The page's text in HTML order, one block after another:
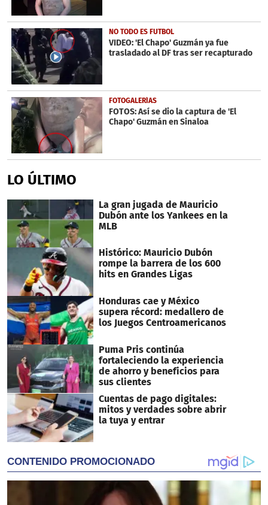
NO TODO ES FUTBOL
VIDEO: 'El Chapo' Guzmán ya fue
trasladado al DF tras ser recapturado
FOTOGALERÍAS
FOTOS: Así se dio la captura de 'El
Chapo' Guzmán en Sinaloa
LO ÚLTIMO
La gran jugada de Mauricio
Dubón ante los Yankees en la
MLB
Histórico: Mauricio Dubón
rompe la barrera de los 600
hits en Grandes Ligas
Honduras cae y México
supera récord: medallero de
los Juegos Centroamericanos
Puma Pris continúa
fortaleciendo la experiencia
de ahorro y beneficios para
sus clientes
Cuentas de pago digitales:
mitos y verdades sobre abrir
la tuya y entrar